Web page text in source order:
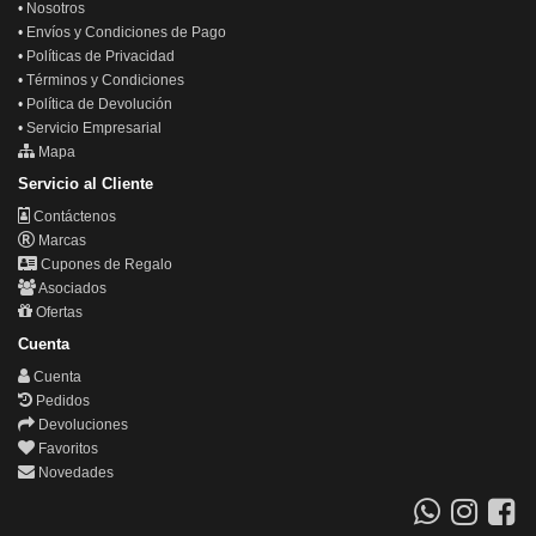
• Nosotros
• Envíos y Condiciones de Pago
• Políticas de Privacidad
• Términos y Condiciones
• Política de Devolución
• Servicio Empresarial
Mapa
Servicio al Cliente
Contáctenos
Marcas
Cupones de Regalo
Asociados
Ofertas
Cuenta
Cuenta
Pedidos
Devoluciones
Favoritos
Novedades